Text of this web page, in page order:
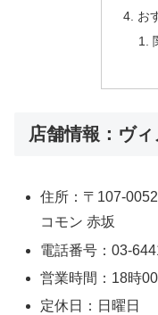
お
店舗情報：ヴ
住所：〒107-
コモン 赤坂
電話番号：03-
営業時間：18時
定休日：日曜日